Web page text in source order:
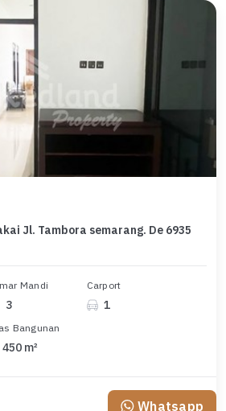
Jl. Tambora semarang. De 6935
Mandi
3
Carport
1
Bangunan
450 m²
Whatsapp